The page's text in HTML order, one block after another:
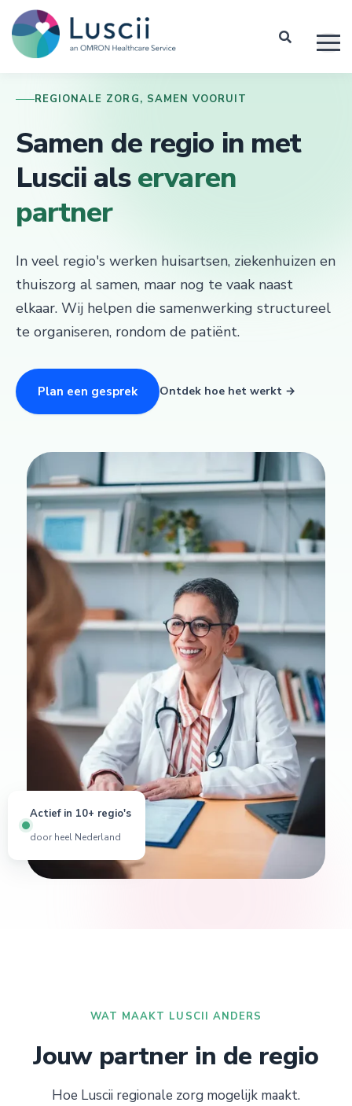
REGIONALE ZORG, SAMEN VOORUIT
Samen de regio in met
Luscii alservaren
partner
In veel regio's werken huisartsen, ziekenhuizen en
thuiszorg al samen, maar nog te vaak naast
elkaar. Wij helpen die samenwerking structureel
te organiseren, rondom de patiënt.
Plan een gesprek Ontdek hoe het werkt →
Actief in 10+ regio's
door heel Nederland
WAT MAAKT LUSCII ANDERS
Jouw partner in de regio
Hoe Luscii regionale zorg mogelijk maakt.